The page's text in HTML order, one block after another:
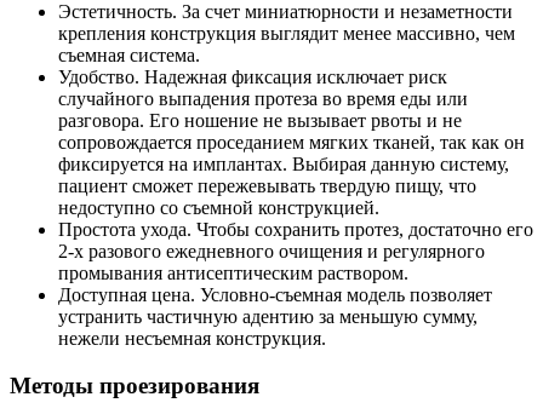
Эстетичность. За счет миниатюрности и незаметности
крепления конструкция выглядит менее массивно, чем
съемная система.
Удобство. Надежная фиксация исключает риск
случайного выпадения протеза во время еды или
разговора. Его ношение не вызывает рвоты и не
сопровождается проседанием мягких тканей, так как он
фиксируется на имплантах. Выбирая данную систему,
пациент сможет пережевывать твердую пищу, что
недоступно со съемной конструкцией.
Простота ухода. Чтобы сохранить протез, достаточно его
2-х разового ежедневного очищения и регулярного
промывания антисептическим раствором.
Доступная цена. Условно-съемная модель позволяет
устранить частичную адентию за меньшую сумму,
нежели несъемная конструкция.
Методы проезирования